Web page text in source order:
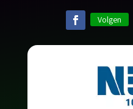
Volgen